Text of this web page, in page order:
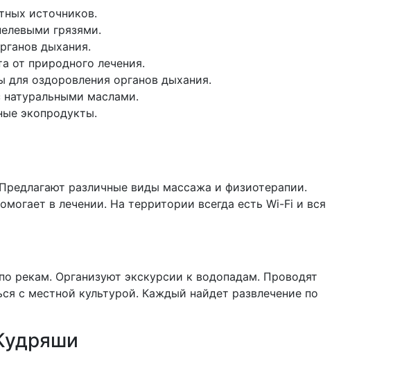
источников.
грязями.
дыхания.
от природного лечения.
оздоровления органов дыхания.
маслами.
экопродукты.
различные виды массажа и физиотерапии.
в лечении. На территории всегда есть Wi-Fi и вся
рекам. Организуют экскурсии к водопадам. Проводят
с местной культурой. Каждый найдет развлечение по